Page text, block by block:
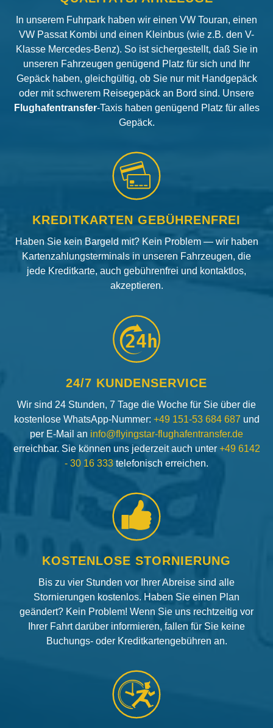
In unserem Fuhrpark haben wir einen VW Touran, einen
VW Passat Kombi und einen Kleinbus (wie z.B. den V-
Klasse Mercedes-Benz). So ist sichergestellt, daß Sie in
unseren Fahrzeugen genügend Platz für sich und Ihr
Gepäck haben, gleichgültig, ob Sie nur mit Handgepäck
oder mit schwerem Reisegepäck an Bord sind. Unsere
Flughafentransfer-Taxis haben genügend Platz für alles
Gepäck.
KREDITKARTEN GEBÜHRENFREI
Haben Sie kein Bargeld mit? Kein Problem — wir haben
Kartenzahlungsterminals in unseren Fahrzeugen, die
jede Kreditkarte, auch gebührenfrei und kontaktlos,
akzeptieren.
24h
24/7 KUNDENSERVICE
Wir sind 24 Stunden, 7 Tage die Woche für Sie über die
kostenlose WhatsApp-Nummer: +49 151-53 684 687 und
per E-Mail an info@flyingstar-flughafentransfer.de
erreichbar. Sie können uns jederzeit auch unter +49 6142
- 30 16 333 telefonisch erreichen.
KOSTENLOSE STORNIERUNG
Bis zu vier Stunden vor Ihrer Abreise sind alle
Stornierungen kostenlos. Haben Sie einen Plan
geändert? Kein Problem! Wenn Sie uns rechtzeitig vor
Ihrer Fahrt darüber informieren, fallen für Sie keine
Buchungs- oder Kreditkartengebühren an.